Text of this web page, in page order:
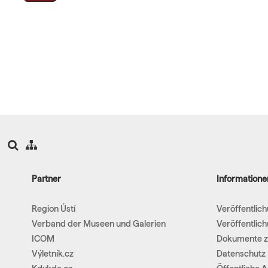
Partner
Region Ústí
Verband der Museen und Galerien
ICOM
Výletník.cz
Dokumente
Datenschutz